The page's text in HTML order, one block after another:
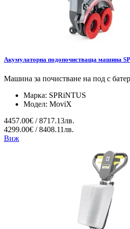
Акумулаторна подопочистваща машина
Машина за почистване на под с
Марка: SPRiNTUS
Модел: MoviX
4457.00€ / 8717.13лв.
4299.00€ / 8408.11лв.
Виж